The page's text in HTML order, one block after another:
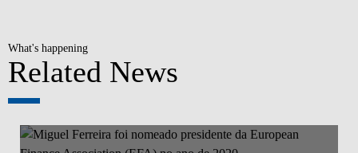
What's happening
Related News